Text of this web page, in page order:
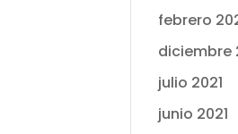
febrero
diciembre
julio 2021
junio 2021